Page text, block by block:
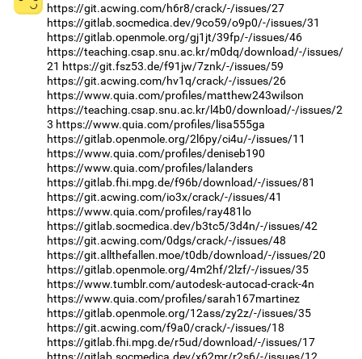
https://git.acwing.com/h6r8/crack/-/issues/27
https://gitlab.socmedica.dev/9co59/o9p0/-/issues/31
https://gitlab.openmole.org/gj1jt/39fp/-/issues/46
https://teaching.csap.snu.ac.kr/m0dq/download/-/issues/
21 https://git.fsz53.de/f91jw/7znk/-/issues/59
https://git.acwing.com/hv1q/crack/-/issues/26
https://www.quia.com/profiles/matthew243wilson
https://teaching.csap.snu.ac.kr/l4b0/download/-/issues/2
3 https://www.quia.com/profiles/lisa555ga
https://gitlab.openmole.org/2l6py/ci4u/-/issues/11
https://www.quia.com/profiles/deniseb190
https://www.quia.com/profiles/lalanders
https://gitlab.fhi.mpg.de/f96b/download/-/issues/81
https://git.acwing.com/io3x/crack/-/issues/41
https://www.quia.com/profiles/ray481lo
https://gitlab.socmedica.dev/b3tc5/3d4n/-/issues/42
https://git.acwing.com/0dgs/crack/-/issues/48
https://git.allthefallen.moe/t0db/download/-/issues/20
https://gitlab.openmole.org/4m2hf/2lzf/-/issues/35
https://www.tumblr.com/autodesk-autocad-crack-4n
https://www.quia.com/profiles/sarah167martinez
https://gitlab.openmole.org/12ass/zy2z/-/issues/35
https://git.acwing.com/f9a0/crack/-/issues/18
https://gitlab.fhi.mpg.de/r5ud/download/-/issues/17
https://gitlab.socmedica.dev/x62mr/r2s6/-/issues/12